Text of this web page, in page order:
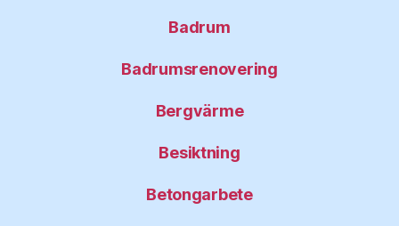
Badrum
Badrumsrenovering
Bergvärme
Besiktning
Betongarbete